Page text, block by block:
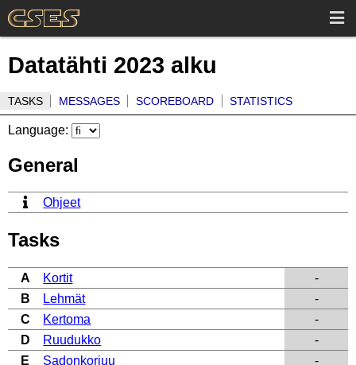
Datatähti 2023 alku
TASKS MESSAGES SCOREBOARD STATISTICS
Language:
General
Ohjeet
Tasks
A Kortit
-
B
Lehmät
-
C
Kertoma
-
D
Ruudukko
-
E
Sadonkorjuu
-